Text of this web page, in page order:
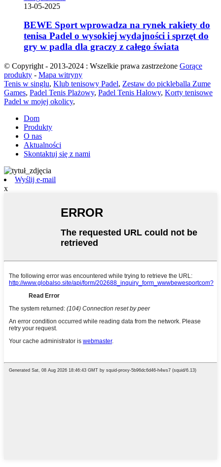
13-05-2025
BEWE Sport wprowadza na rynek rakiety do
tenisa Padel o wysokiej wydajności i sprzęt do
gry w padla dla graczy z całego świata
© Copyright - 2013-2024 : Wszelkie prawa zastrzeżone Gorące
produkty - Mapa witryny
Tenis w singlu, Klub tenisowy Padel, Zestaw do pickleballa Zume
Games, Padel Tenis Plażowy, Padel Tenis Halowy, Korty tenisowe
Padel w mojej okolicy,
Dom
Produkty
O nas
Aktualności
Skontaktuj się z nami
Wyślij e-mail
x